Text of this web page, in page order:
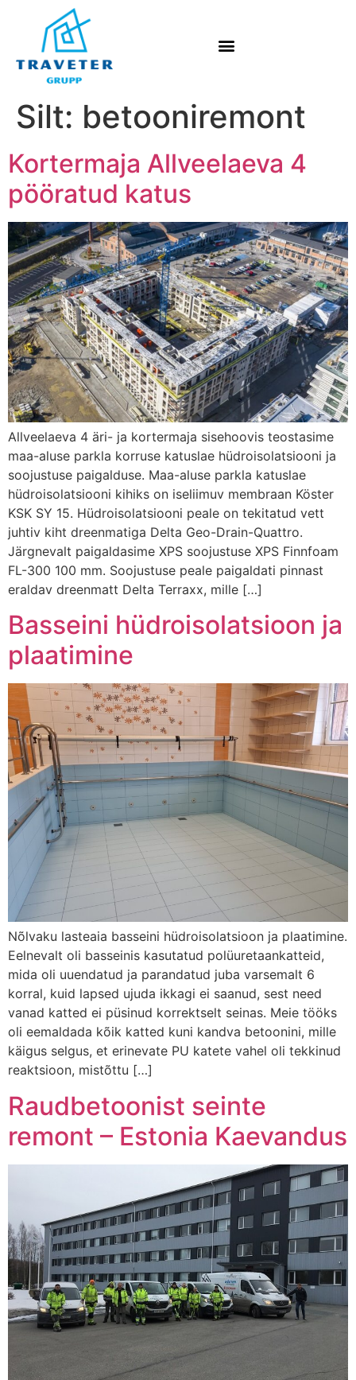
Silt: betooniremont
Kortermaja Allveelaeva 4
pööratud katus
Allveelaeva 4 äri- ja kortermaja sisehoovis teostasime
maa-aluse parkla korruse katuslae hüdroisolatsiooni ja
soojustuse paigalduse. Maa-aluse parkla katuslae
hüdroisolatsiooni kihiks on iseliimuv membraan Köster
KSK SY 15. Hüdroisolatsiooni peale on tekitatud vett
juhtiv kiht dreenmatiga Delta Geo-Drain-Quattro.
Järgnevalt paigaldasime XPS soojustuse XPS Finnfoam
FL-300 100 mm. Soojustuse peale paigaldati pinnast
eraldav dreenmatt Delta Terraxx, mille […]
Basseini hüdroisolatsioon ja
plaatimine
Nõlvaku lasteaia basseini hüdroisolatsioon ja plaatimine.
Eelnevalt oli basseinis kasutatud polüuretaankatteid,
mida oli uuendatud ja parandatud juba varsemalt 6
korral, kuid lapsed ujuda ikkagi ei saanud, sest need
vanad katted ei püsinud korrektselt seinas. Meie tööks
oli eemaldada kõik katted kuni kandva betoonini, mille
käigus selgus, et erinevate PU katete vahel oli tekkinud
reaktsioon, mistõttu […]
Raudbetoonist seinte
remont – Estonia Kaevandus